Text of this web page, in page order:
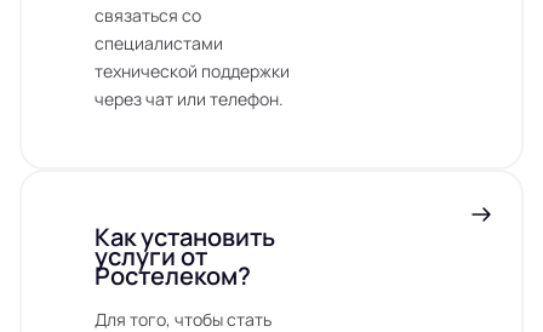
связаться со
специалистами
технической поддержки
через чат или телефон.
Как установить
услуги от
Ростелеком?
Для того, чтобы стать